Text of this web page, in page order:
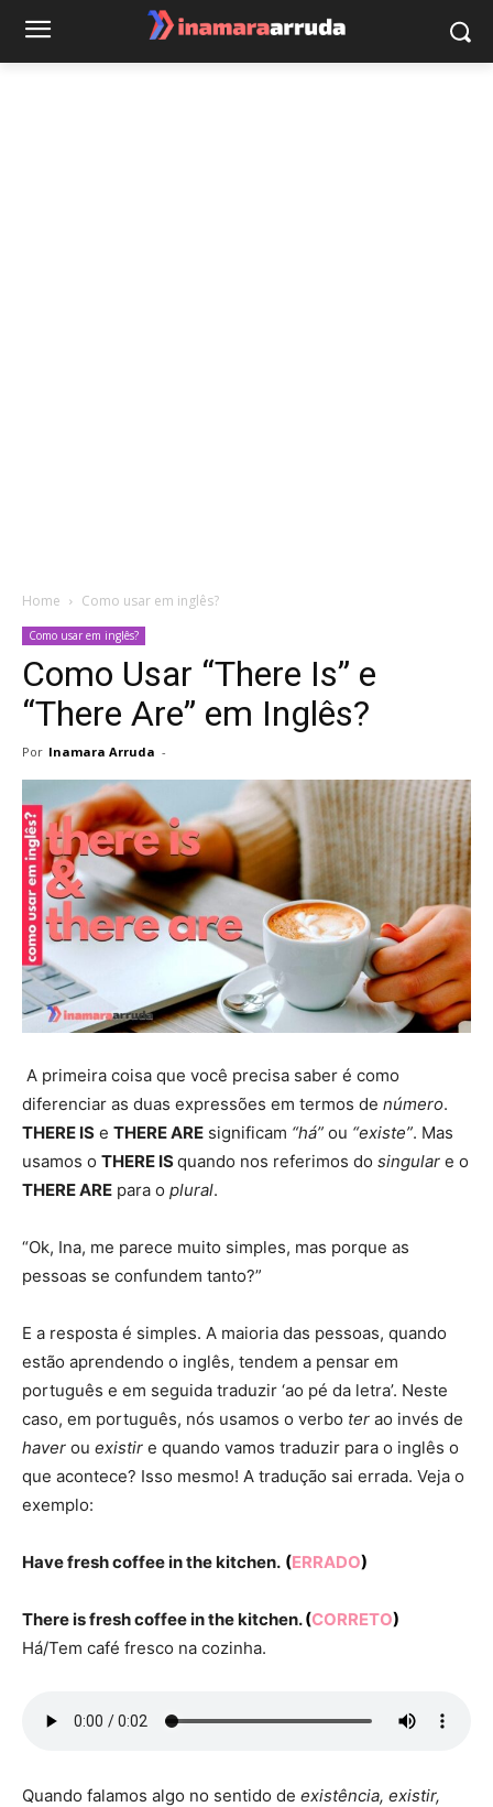
Home Como usar em inglês?
Como usar em inglês?
Como Usar “There Is” e
“There Are” em Inglês?
Por Inamara Arruda -
A primeira coisa que você precisa saber é como
diferenciar as duas expressões em termos de número.
THERE IS e THERE ARE significam “há” ou “existe”. Mas
usamos o THERE ISquando nos referimos do singular e o
THERE ARE para o plural.
“Ok, Ina, me parece muito simples, mas porque as
pessoas se confundem tanto?”
E a resposta é simples. A maioria das pessoas, quando
estão aprendendo o inglês, tendem a pensar em
português e em seguida traduzir ‘ao pé da letra’. Neste
caso, em português, nós usamos o verbo ter ao invés de
haver ou existir e quando vamos traduzir para o inglês o
que acontece? Isso mesmo! A tradução sai errada. Veja o
exemplo:
Have fresh coffee in the kitchen. (ERRADO)
There is fresh coffee in the kitchen.(CORRETO)
Há/Tem café fresco na cozinha.
Quando falamos algo no sentido de existência, existir,